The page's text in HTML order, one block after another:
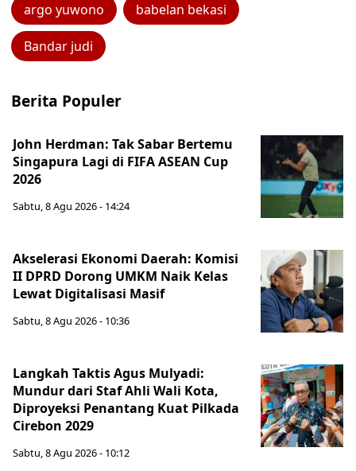
argo yuwono babelan bekasi
Bandar judi
Berita Populer
John Herdman: Tak Sabar Bertemu
Singapura Lagi di FIFA ASEAN Cup
2026
Sabtu, 8 Agu 2026 - 14:24
Akselerasi Ekonomi Daerah: Komisi
II DPRD Dorong UMKM Naik Kelas
Lewat Digitalisasi Masif
Sabtu, 8 Agu 2026 - 10:36
Langkah Taktis Agus Mulyadi:
Mundur dari Staf Ahli Wali Kota,
Diproyeksi Penantang Kuat Pilkada
Cirebon 2029
Sabtu, 8 Agu 2026 - 10:12